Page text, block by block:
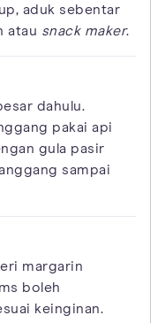
aduk sebentar
atau snack maker.
dahulu.
pakai api
gula pasir
sampai
margarin
boleh
keinginan.